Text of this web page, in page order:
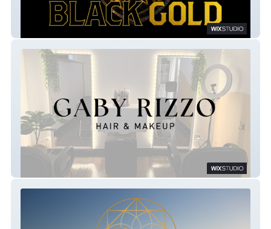
Black Gold
Gaby Rizzo Hair & Makeup